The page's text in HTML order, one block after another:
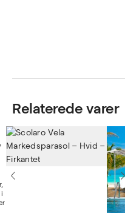
Relaterede varer
,